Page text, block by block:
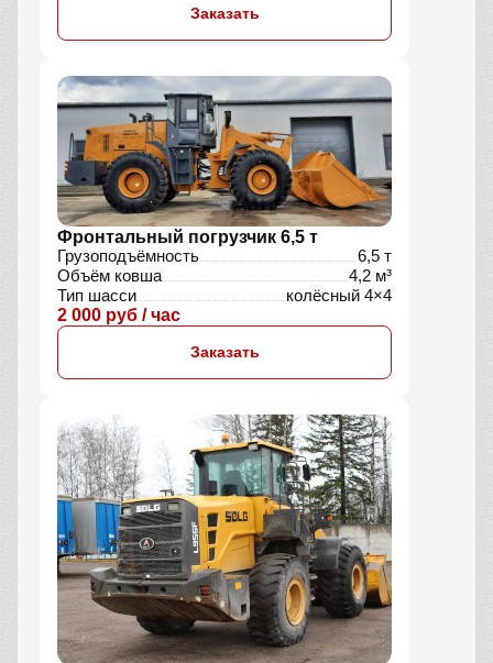
Заказать
Фронтальный погрузчик 6,5 т
Грузоподъёмность
6,5 т
Объём ковша
4,2 м³
Тип шасси
колёсный 4×4
2 000 руб / час
Заказать